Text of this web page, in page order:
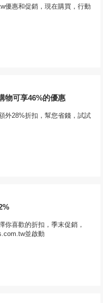
優惠和促銷，現在購買，行動
物可享46%的優惠
外28%折扣，幫您省錢，試試
你喜歡的折扣，季末促銷，
並啟動